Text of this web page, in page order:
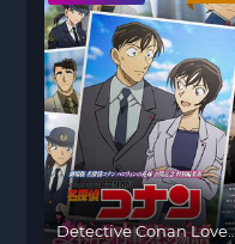
Detective Conan Love